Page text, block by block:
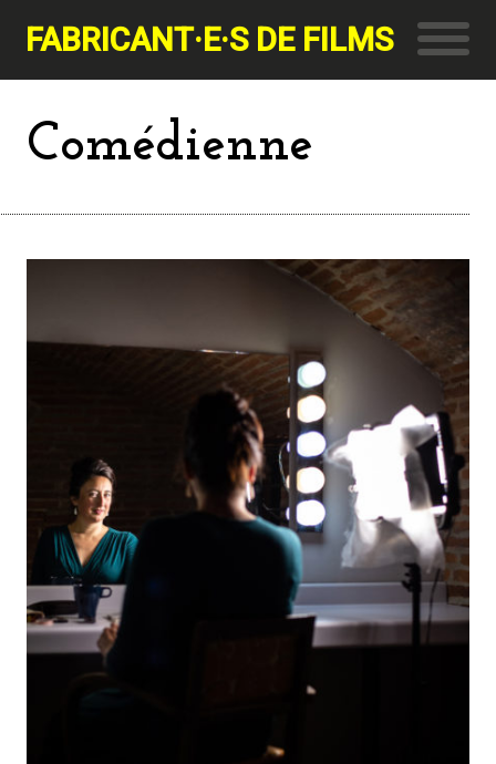
FABRICANT·E·S DE FILMS
Comédienne